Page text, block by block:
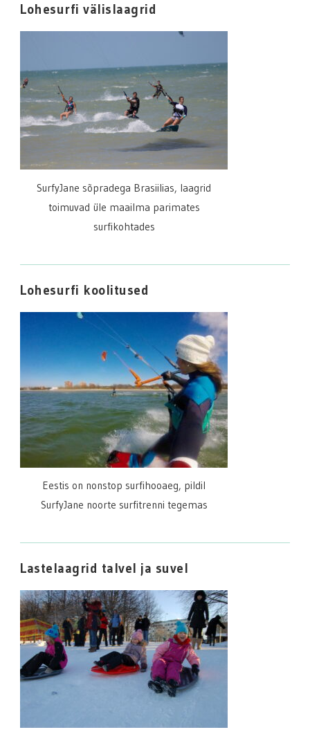
Lohesurfi välislaagrid
SurfyJane sõpradega Brasiilias, laagrid
toimuvad üle maailma parimates
surfikohtades
Lohesurfi koolitused
Eestis on nonstop surfihooaeg, pildil
SurfyJane noorte surfitrenni tegemas
Lastelaagrid talvel ja suvel